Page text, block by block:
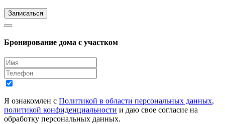
Записаться
Бронирование дома с участком
Я ознакомлен с Политикой в области персональных данных,
политикой конфиденциальности и даю свое согласие на
обработку персональных данных.